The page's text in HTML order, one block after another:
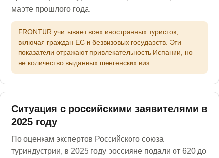
марте прошлого года.
FRONTUR учитывает всех иностранных туристов,
включая граждан ЕС и безвизовых государств. Эти
показатели отражают привлекательность Испании, но
не количество выданных шенгенских виз.
Ситуация с российскими заявителями в
2025 году
По оценкам экспертов Российского союза
туриндустрии, в 2025 году россияне подали от 620 до